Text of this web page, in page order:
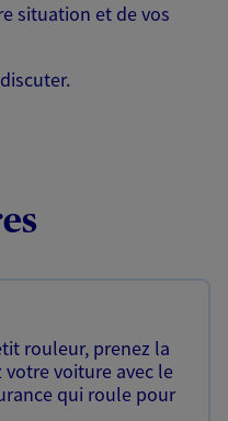
situation et de vos
rouleur, prenez la
voiture avec le
qui roule pour